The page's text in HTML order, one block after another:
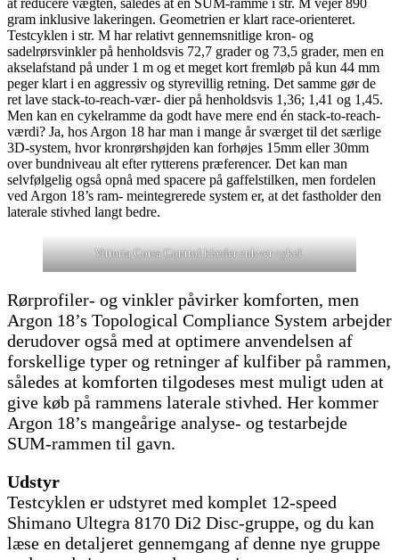
at reducere vægten, således at en SUM-ramme i str. M vejer 890
gram inklusive lakeringen. Geometrien er klart race-orienteret.
Testcyklen i str. M har relativt gennemsnitlige kron- og
sadelrørsvinkler på henholdsvis 72,7 grader og 73,5 grader, men en
akselafstand på under 1 m og et meget kort fremløb på kun 44 mm
peger klart i en aggressiv og styrevillig retning. Det samme gør de
ret lave stack-to-reach-vær- dier på henholdsvis 1,36; 1,41 og 1,45.
Men kan en cykelramme da godt have mere end én stack-to-reach-
værdi? Ja, hos Argon 18 har man i mange år sværget til det særlige
3D-system, hvor kronrørshøjden kan forhøjes 15mm eller 30mm
over bundniveau alt efter rytterens præferencer. Det kan man
selvfølgelig også opnå med spacere på gaffelstilken, men fordelen
ved Argon 18’s ram- meintegrerede system er, at det fastholder den
laterale stivhed langt bedre.
Vittoria Corsa Control klæder enhver cykel.
Rørprofiler- og vinkler påvirker komforten, men
Argon 18’s Topological Compliance System arbejder
derudover også med at optimere anvendelsen af
forskellige typer og retninger af kulfiber på rammen,
således at komforten tilgodeses mest muligt uden at
give køb på rammens laterale stivhed. Her kommer
Argon 18’s mangeårige analyse- og testarbejde
SUM-rammen til gavn.
Udstyr
Testcyklen er udstyret med komplet 12-speed
Shimano Ultegra 8170 Di2 Disc-gruppe, og du kan
læse en detaljeret gennemgang af denne nye gruppe